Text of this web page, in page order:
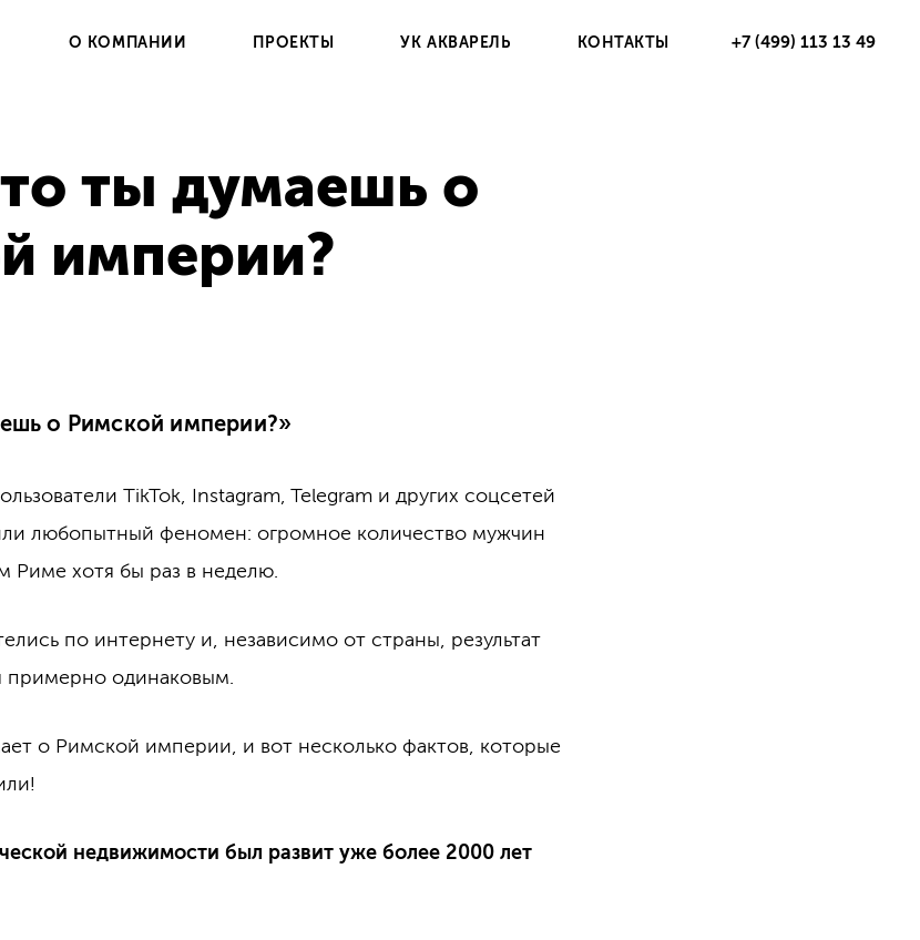
О КОМПАНИИ ПРОЕКТЫ УК АКВАРЕЛЬ КОНТАКТЫ +7 (499) 113 13 49
ты думаешь о
империи?
о Римской империи?»
TikTok, Instagram, Telegram и других соцсетей
любопытный феномен: огромное количество мужчин
Риме хотя бы раз в неделю.
по интернету и, независимо от страны, результат
примерно одинаковым.
о Римской империи, и вот несколько фактов, которые
недвижимости был развит уже более 2000 лет